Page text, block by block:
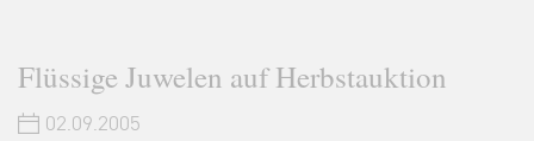
Flüssige Juwelen auf Herbstauktion
02.09.2005